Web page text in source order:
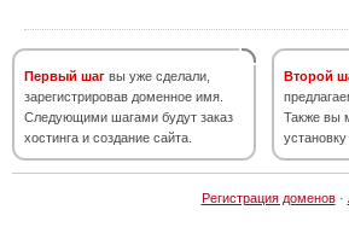
Первый шаг вы уже сделали,
зарегистрировав доменное имя.
Следующими шагами будут заказ
хостинга и создание сайта.
Второй
Также вы
Регистрация доменов·